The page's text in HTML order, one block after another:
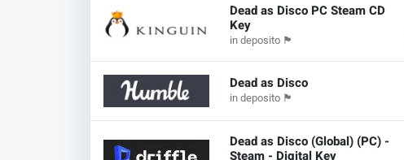
Dead as Disco PC Steam CD
Key
in deposito 🏴
Dead as Disco
in deposito 🏴
Dead as Disco (Global) (PC) -
Steam - Digital Key